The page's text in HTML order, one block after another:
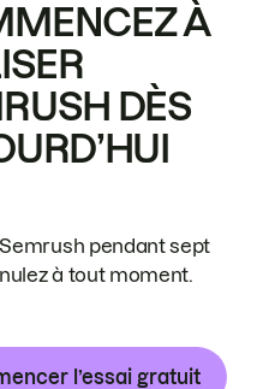
À
DÈS
pendant sept
à tout moment.
l’essai gratuit